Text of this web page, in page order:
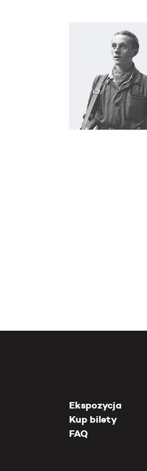
Ekspozycja
Kup bilety
FAQ